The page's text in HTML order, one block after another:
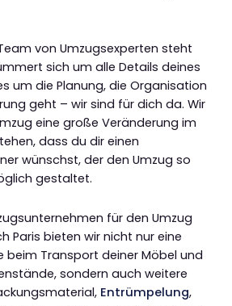
von Umzugsexperten steht
sich um alle Details deines
um die Planung, die Organisation
geht – wir sind für dich da. Wir
eine große Veränderung im
dass du dir einen
wünschst, der den Umzug so
gestaltet.
für den Umzug
Paris bieten wir nicht nur eine
beim Transport deiner Möbel und
sondern auch weitere
Entrümpelung,